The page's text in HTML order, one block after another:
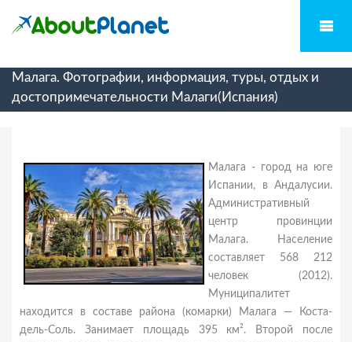
Малага. Фотографии, информация, туры, отдых и
достопримечательности Малаги(Испания)
Малага - город на юге
Испании, в Андалусии.
Административный
центр провинции
Малага. Население
составляет 568 212
человек (2012).
Муниципалитет
находится в составе района (комарки) Малага — Коста-
дель-Соль. Занимает площадь 395 км². Второй после